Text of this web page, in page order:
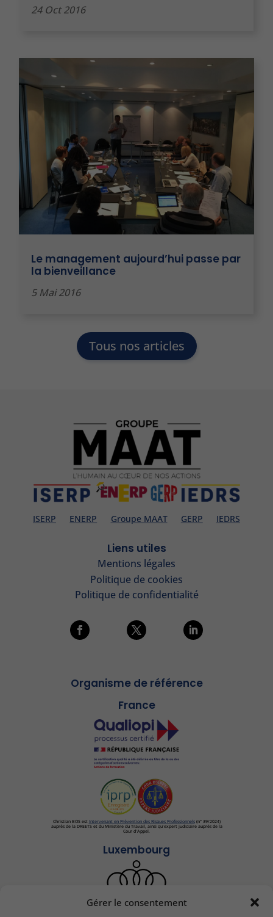
Gérer le consentement
24 Oct 2016
Le management aujourd’hui passe par
la bienveillance
5 Mai 2016
Tous nos articles
Organisme de référence
France
Christian BOS est Intervenant en Prévention des Risques Professionnels(n° 39/2024)
auprès de la DREETS et du Ministère du Travail, ainsi qu'expert judiciaire auprès de la
Cour d'Appel.
Luxembourg
ISERP ENERP Groupe MAAT GERP IEDRS
Liens utiles
Mentions légales
Politique de cookies
Politique de confidentialité